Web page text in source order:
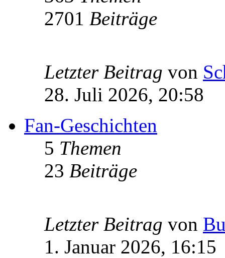
2701 Beiträge
Letzter Beitrag von
28. Juli 2026, 20:58
Fan-Geschichten
5 Themen
23 Beiträge
Letzter Beitrag von
1. Januar 2026, 16:15